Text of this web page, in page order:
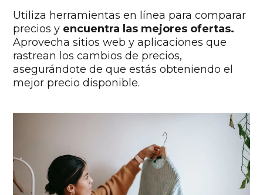
Utiliza herramientas en línea para comparar
precios y encuentra las mejores ofertas.
Aprovecha sitios web y aplicaciones que
rastrean los cambios de precios,
asegurándote de que estás obteniendo el
mejor precio disponible.